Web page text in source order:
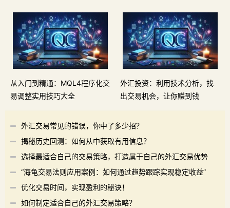
从入门到精通：MQL4程序化交
易调整实用技巧大全
外汇投资：利用技术分析，找
出交易机会，让你赚到钱
外汇交易常见的错误，你中了多少招？
揭秘历史回测：如何从中获取有用信息？
选择最适合自己的交易策略，打造属于自己的外汇交易优势
“海龟交易法则应用案例：如何通过趋势跟踪实现稳定收益”
优化交易时间，实现盈利的秘诀！
如何制定适合自己的外汇交易策略？